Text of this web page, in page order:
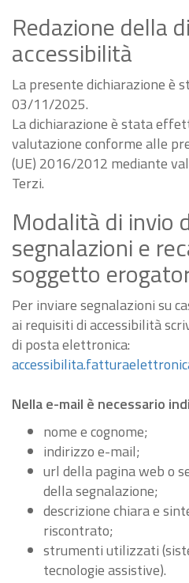
Redazione della
accessibilità
La presente dichiarazione è
03/11/2025.
La dichiarazione è stata
valutazione conforme alle
(UE) 2016/2012 mediante
Terzi.
Modalità di invio
segnalazioni e
soggetto
Per inviare segnalazioni su
ai requisiti di accessibilità
di posta elettronica:
Nella e-mail è necessario
nome e cognome;
indirizzo e-mail;
url della pagina web o
della segnalazione;
descrizione chiara e
riscontrato;
strumenti utilizzati
tecnologie assistive).